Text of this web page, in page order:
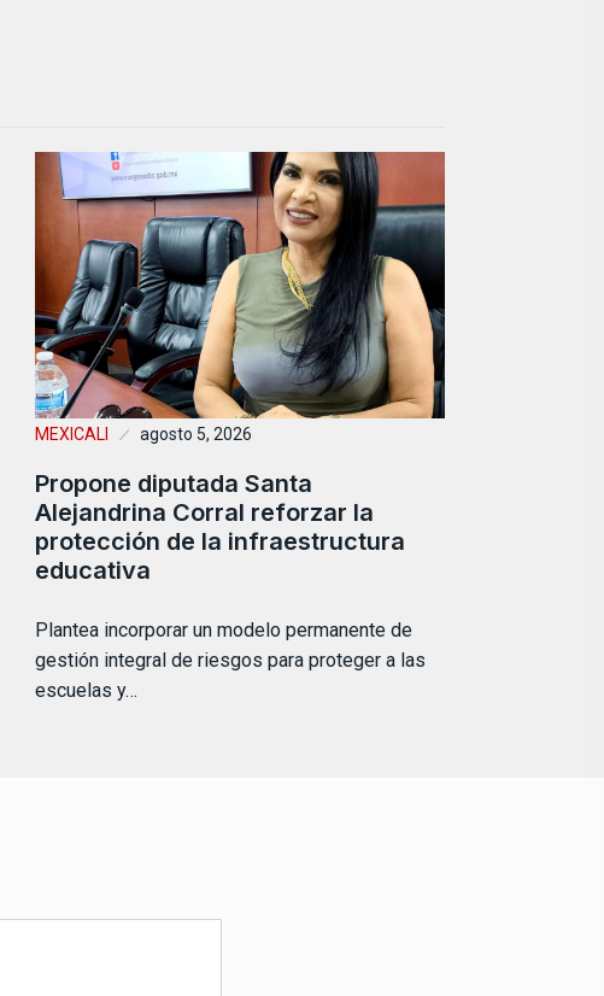
MEXICALI agosto 5, 2026
Propone diputada Santa
Alejandrina Corral reforzar la
protección de la infraestructura
educativa
Plantea incorporar un modelo permanente de
gestión integral de riesgos para proteger a las
escuelas y…